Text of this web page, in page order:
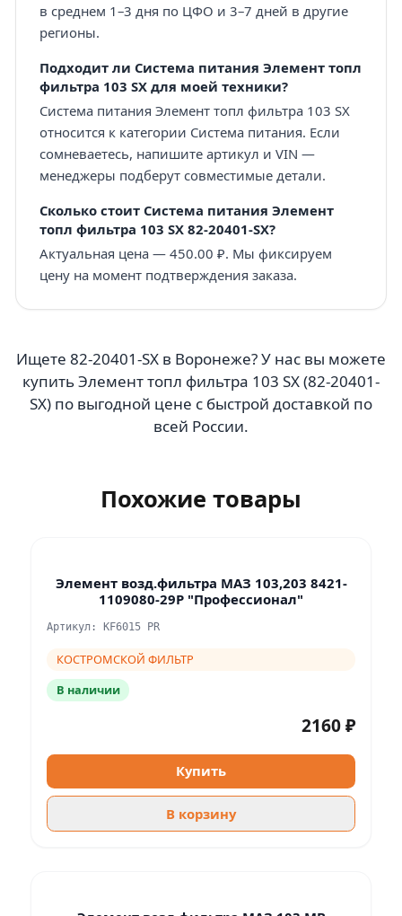
в среднем 1–3 дня по ЦФО и 3–7 дней в другие
регионы.
Подходит ли Система питания Элемент топл
фильтра 103 SX для моей техники?
Система питания Элемент топл фильтра 103 SX
относится к категории Система питания. Если
сомневаетесь, напишите артикул и VIN —
менеджеры подберут совместимые детали.
Сколько стоит Система питания Элемент
топл фильтра 103 SX 82-20401-SX?
Актуальная цена — 450.00 ₽. Мы фиксируем
цену на момент подтверждения заказа.
Ищете 82-20401-SX в Воронеже? У нас вы можете
купить Элемент топл фильтра 103 SX (82-20401-
SX) по выгодной цене с быстрой доставкой по
всей России.
Похожие товары
Элемент возд.фильтра МАЗ 103,203 8421-
1109080-29Р "Профессионал"
Артикул: KF6015 PR
КОСТРОМСКОЙ ФИЛЬТР
В наличии
2160 ₽
Купить
В корзину